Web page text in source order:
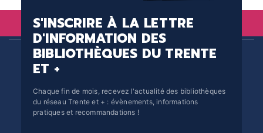
S'INSCRIRE À LA LETTRE
D'INFORMATION DES
BIBLIOTHÈQUES DU TRENTE
ET +
Chaque fin de mois, recevez l'actualité des bibliothèques
du réseau Trente et + : évènements, informations
pratiques et recommandations !